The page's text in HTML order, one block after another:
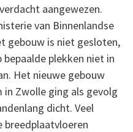
aangewezen.
van Binnenlandse
gebouw is niet gesloten,
plekken niet in
Het nieuwe gebouw
in Zwolle ging als gevolg
dicht. Veel
breedplaatvloeren